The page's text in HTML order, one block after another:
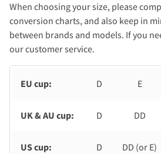
When choosing your size, please
conversion charts, and also keep in
between brands and models. If you
our customer service.
EU cup: D E
UK & AU cup: D DD
US cup: D DD (or E)